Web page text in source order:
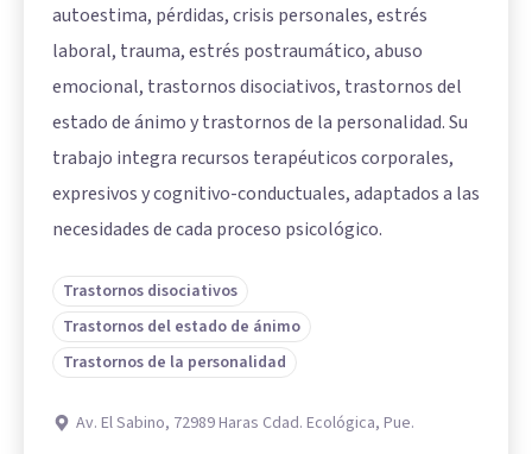
autoestima, pérdidas, crisis personales, estrés
laboral, trauma, estrés postraumático, abuso
emocional, trastornos disociativos, trastornos del
estado de ánimo y trastornos de la personalidad. Su
trabajo integra recursos terapéuticos corporales,
expresivos y cognitivo-conductuales, adaptados a las
necesidades de cada proceso psicológico.
Trastornos disociativos
Trastornos del estado de ánimo
Trastornos de la personalidad
Av. El Sabino, 72989 Haras Cdad. Ecológica, Pue.